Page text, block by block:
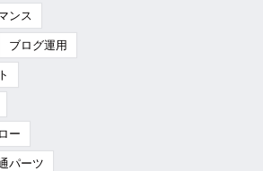
ンス
ブログ運用
ー
パーツ